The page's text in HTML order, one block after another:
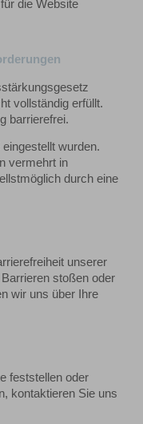
die Website
vollständig erfüllt.
barrierefrei.
wurden.
vermehrt in
durch eine
unserer
stoßen oder
wir uns über Ihre
feststellen oder
kontaktieren Sie uns